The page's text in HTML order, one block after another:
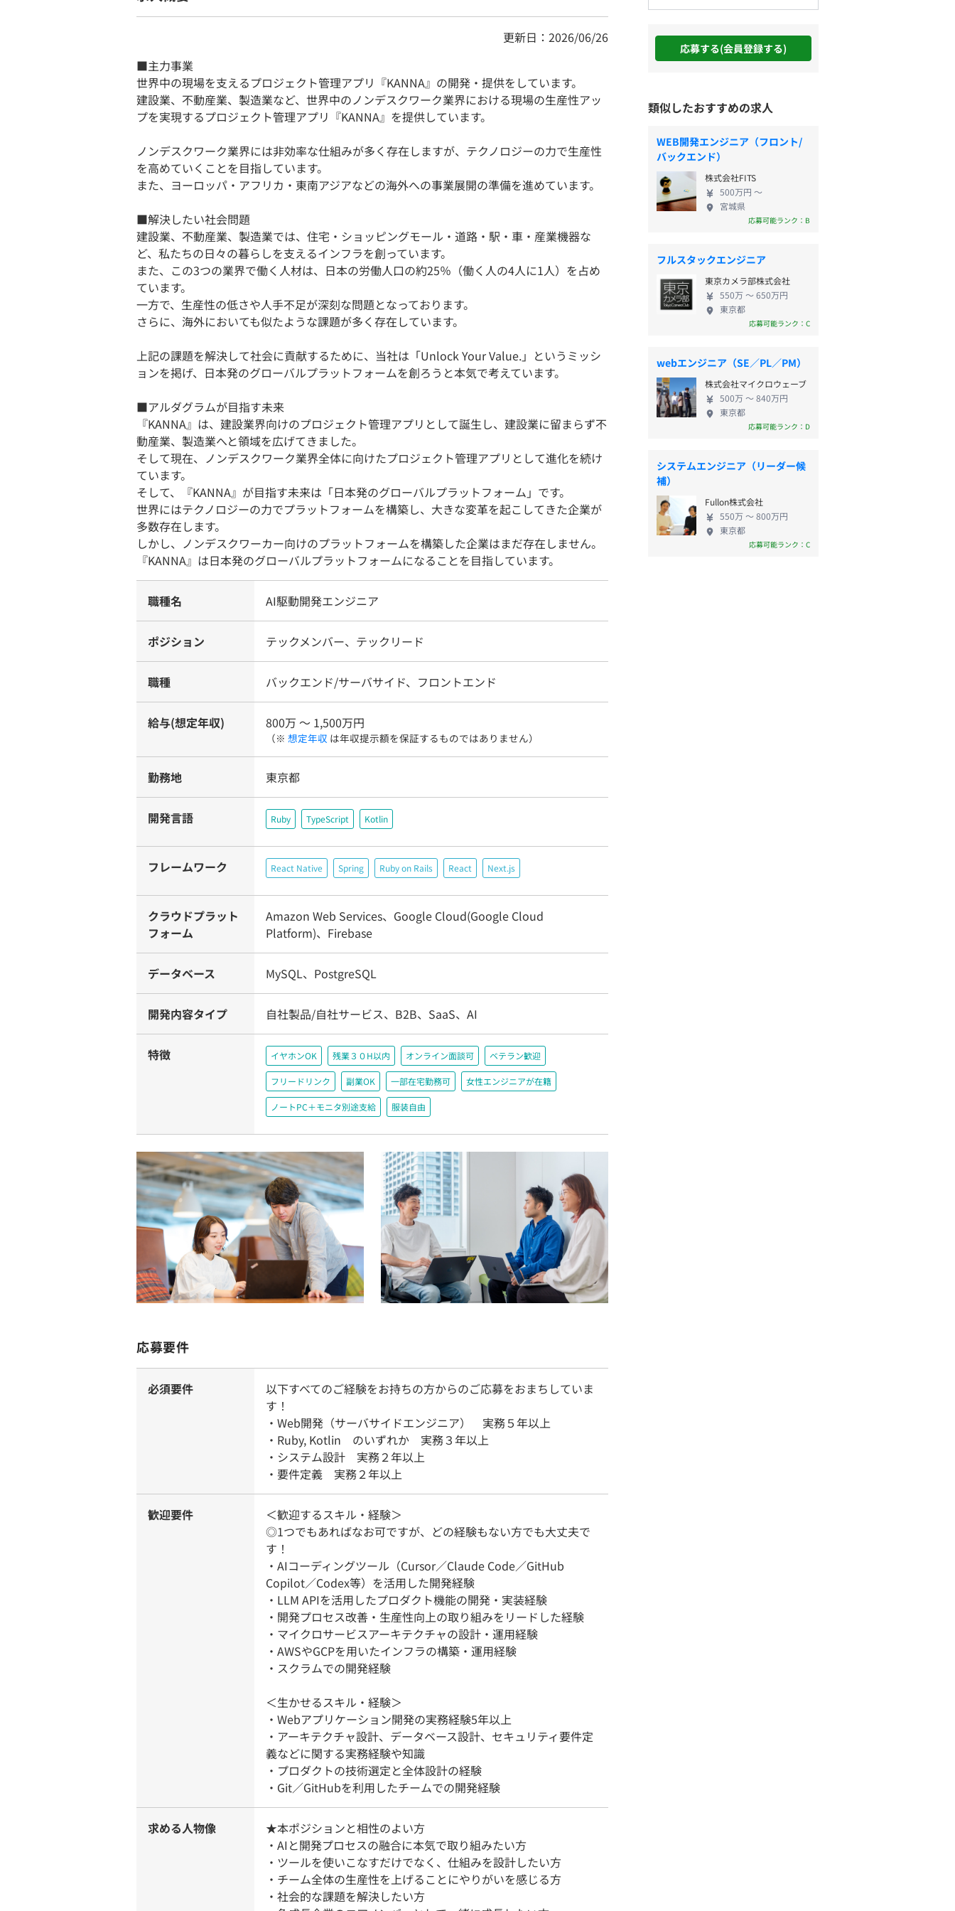
更新日：2026/06/26
■主力事業
世界中の現場を支えるプロジェクト管理アプリ『KANNA』の開発・提供をしています。
建設業、不動産業、製造業など、世界中のノンデスクワーク業界における現場の生産性アッ
プを実現するプロジェクト管理アプリ『KANNA』を提供しています。
ノンデスクワーク業界には非効率な仕組みが多く存在しますが、テクノロジーの力で生産性
を高めていくことを目指しています。
また、ヨーロッパ・アフリカ・東南アジアなどの海外への事業展開の準備を進めています。
■解決したい社会問題
建設業、不動産業、製造業では、住宅・ショッピングモール・道路・駅・車・産業機器な
ど、私たちの日々の暮らしを支えるインフラを創っています。
また、この3つの業界で働く人材は、日本の労働人口の約25％（働く人の4人に1人）を占め
ています。
一方で、生産性の低さや人手不足が深刻な問題となっております。
さらに、海外においても似たような課題が多く存在しています。
上記の課題を解決して社会に貢献するために、当社は「Unlock Your Value.」というミッシ
ョンを掲げ、日本発のグローバルプラットフォームを創ろうと本気で考えています。
■アルダグラムが目指す未来
『KANNA』は、建設業界向けのプロジェクト管理アプリとして誕生し、建設業に留まらず不
動産業、製造業へと領域を広げてきました。
そして現在、ノンデスクワーク業界全体に向けたプロジェクト管理アプリとして進化を続け
ています。
そして、『KANNA』が目指す未来は「日本発のグローバルプラットフォーム」です。
世界にはテクノロジーの力でプラットフォームを構築し、大きな変革を起こしてきた企業が
多数存在します。
しかし、ノンデスクワーカー向けのプラットフォームを構築した企業はまだ存在しません。
『KANNA』は日本発のグローバルプラットフォームになることを目指しています。
職種名 AI駆動開発エンジニア
ポジション テックメンバー、テックリード
職種 バックエンド/サーバサイド、フロントエンド
給与(想定年収) 800万 〜 1,500万円
（※ 想定年収 は年収提示額を保証するものではありません）
勤務地 東京都
開発言語 Ruby TypeScript Kotlin
フレームワーク React Native Spring Ruby on Rails React Next.js
クラウドプラット
フォーム
Amazon Web Services、Google Cloud(Google Cloud
Platform)、Firebase
データベース MySQL、PostgreSQL
開発内容タイプ 自社製品/自社サービス、B2B、SaaS、AI
特徴 イヤホンOK 残業３０H以内 オンライン面談可 ベテラン歓迎
フリードリンク 副業OK 一部在宅勤務可 女性エンジニアが在籍
ノートPC＋モニタ別途支給 服装自由
応募要件
必須要件
以下すべてのご経験をお持ちの方からのご応募をおまちしていま
す！
・Web開発（サーバサイドエンジニア） 実務５年以上
・Ruby, Kotlin のいずれか 実務３年以上
・システム設計 実務２年以上
・要件定義 実務２年以上
歓迎要件
＜歓迎するスキル・経験＞
◎1つでもあればなお可ですが、どの経験もない方でも大丈夫で
す！
・AIコーディングツール（Cursor／Claude Code／GitHub
Copilot／Codex等）を活用した開発経験
・LLM APIを活用したプロダクト機能の開発・実装経験
・開発プロセス改善・生産性向上の取り組みをリードした経験
・マイクロサービスアーキテクチャの設計・運用経験
・AWSやGCPを用いたインフラの構築・運用経験
・スクラムでの開発経験
＜生かせるスキル・経験＞
・Webアプリケーション開発の実務経験5年以上
・アーキテクチャ設計、データベース設計、セキュリティ要件定
義などに関する実務経験や知識
・プロダクトの技術選定と全体設計の経験
・Git／GitHubを利用したチームでの開発経験
求める人物像
★本ポジションと相性のよい方
・AIと開発プロセスの融合に本気で取り組みたい方
・ツールを使いこなすだけでなく、仕組みを設計したい方
・チーム全体の生産性を上げることにやりがいを感じる方
・社会的な課題を解決したい方
応募する(会員登録する)
類似したおすすめの求人
WEB開発エンジニア（フロント/
バックエンド）
株式会社FITS
500万円 〜
宮城県
応募可能ランク：B
フルスタックエンジニア
東京カメラ部株式会社
550万 〜 650万円
東京都
応募可能ランク：C
webエンジニア（SE／PL／PM）
株式会社マイクロウェーブ
500万 〜 840万円
東京都
応募可能ランク：D
システムエンジニア（リーダー候
補）
Fullon株式会社
550万 〜 800万円
東京都
応募可能ランク：C